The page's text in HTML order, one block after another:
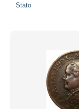
Stato